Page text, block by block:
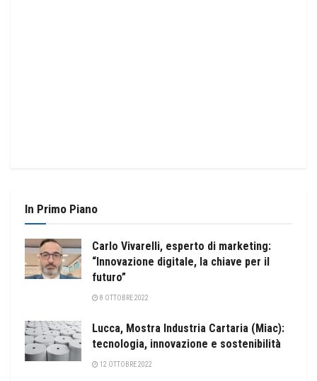
In Primo Piano
Carlo Vivarelli, esperto di marketing:
“Innovazione digitale, la chiave per il
futuro”
8 OTTOBRE 2022
Lucca, Mostra Industria Cartaria (Miac):
tecnologia, innovazione e sostenibilità
12 OTTOBRE 2022